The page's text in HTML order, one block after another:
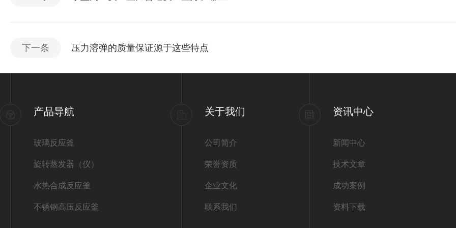
下一条 压力溶弹的质量保证源于这些特点
产品导航
玻璃反应釜
旋转蒸发器（仪）
水热合成反应釜
不锈钢高压反应釜
关于我们
公司简介
荣誉资质
企业文化
联系我们
资讯中心
新闻中心
技术文章
成功案例
资料下载